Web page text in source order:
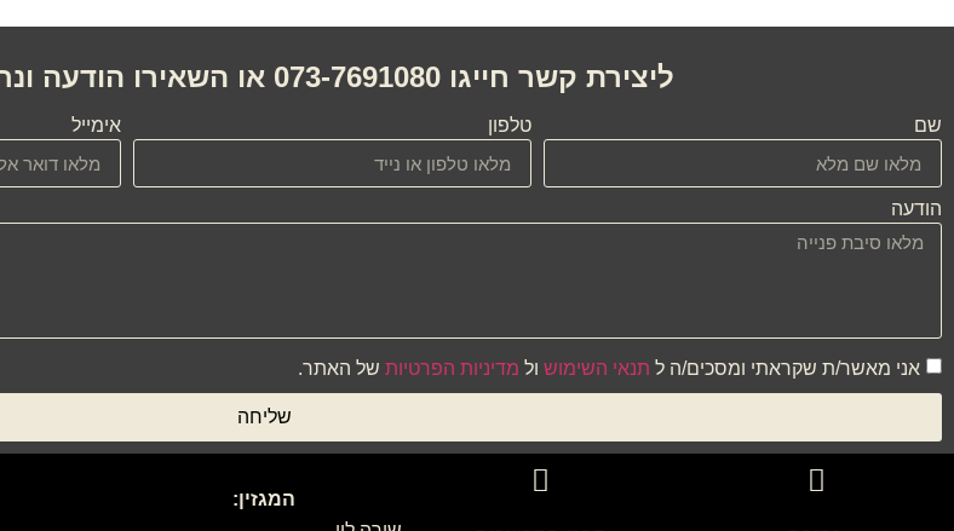
ליצירת קשר חייגו 073-7691080 או השאירו הודעה ונחזור בהקדם
שם טלפון אימייל
הודעה
אני מאשר/ת שקראתי ומסכים/ה ל תנאי השימוש ול מדיניות הפרטיות של האתר.
שליחה
המגזין: